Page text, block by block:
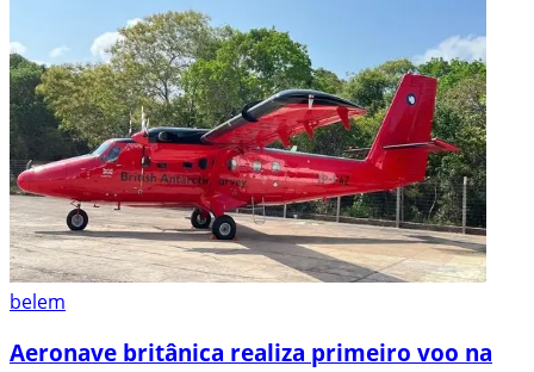
belem
Aeronave britânica realiza primeiro voo na